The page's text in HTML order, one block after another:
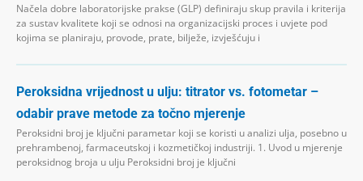
Načela dobre laboratorijske prakse (GLP) definiraju skup pravila i kriterija
za sustav kvalitete koji se odnosi na organizacijski proces i uvjete pod
kojima se planiraju, provode, prate, bilježe, izvješćuju i
Peroksidna vrijednost u ulju: titrator vs. fotometar –
odabir prave metode za točno mjerenje
Peroksidni broj je ključni parametar koji se koristi u analizi ulja, posebno u
prehrambenoj, farmaceutskoj i kozmetičkoj industriji. 1. Uvod u mjerenje
peroksidnog broja u ulju Peroksidni broj je ključni